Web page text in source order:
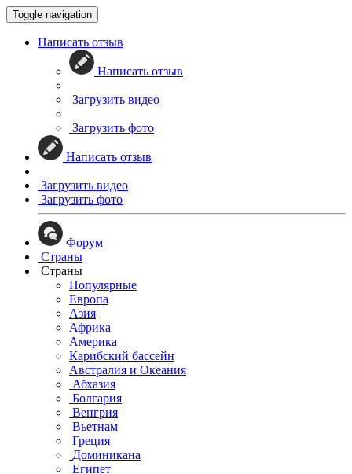
Toggle navigation
Написать отзыв
Написать отзыв
Загрузить видео
Загрузить фото
Написать отзыв
Загрузить видео
Загрузить фото
Форум
Страны
Страны
Популярные
Европа
Азия
Африка
Америка
Карибский бассейн
Австралия и Океания
Абхазия
Болгария
Венгрия
Вьетнам
Греция
Доминикана
Египет